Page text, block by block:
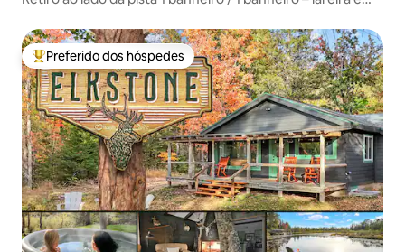
Entre os melhores preferidos dos hóspedes
Preferido dos hóspedes